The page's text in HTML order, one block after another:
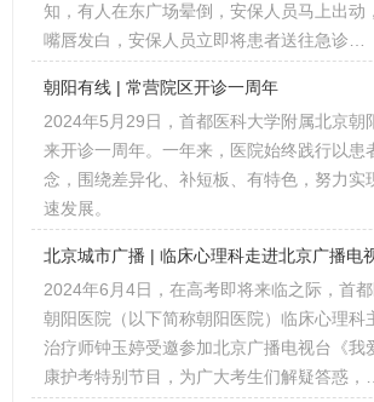
知，有人在东广场晕倒，安保人员马上出动
嘴唇发白，安保人员立即将患者送往急诊…
朝阳有线 | 常营院区开诊一周年
2024年5月29日，首都医科大学附属北京朝
来开诊一周年。一年来，医院始终践行以患
念，围绕差异化、补短板、有特色，努力实
速发展。
2024年6月4日，在高考即将来临之际，首
朝阳医院（以下简称朝阳医院）临床心理科
治疗师钟玉婷受邀参加北京广播电视台《我
康护考特别节目，为广大考生们解疑答惑，…